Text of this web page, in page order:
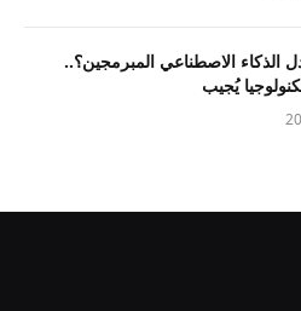
الذكاء الاصطناعي المبرمجين؟..
يُجيب